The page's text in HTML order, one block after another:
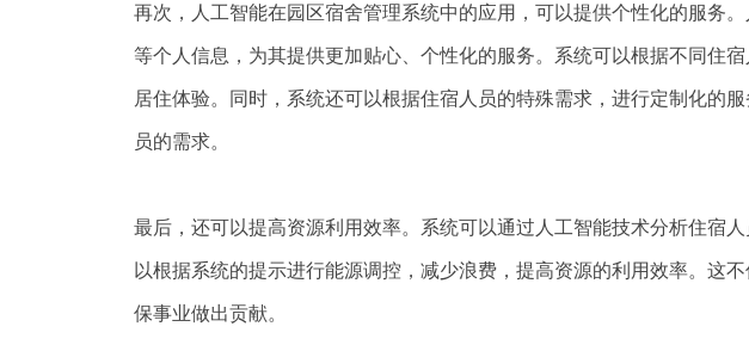
再次，人工智能在园区宿舍管理系统中的应用，可以提供个性化的服务
等个人信息，为其提供更加贴心、个性化的服务。系统可以根据不同住
居住体验。同时，系统还可以根据住宿人员的特殊需求，进行定制化的
员的需求。
最后，还可以提高资源利用效率。系统可以通过人工智能技术分析住宿
以根据系统的提示进行能源调控，减少浪费，提高资源的利用效率。这
保事业做出贡献。